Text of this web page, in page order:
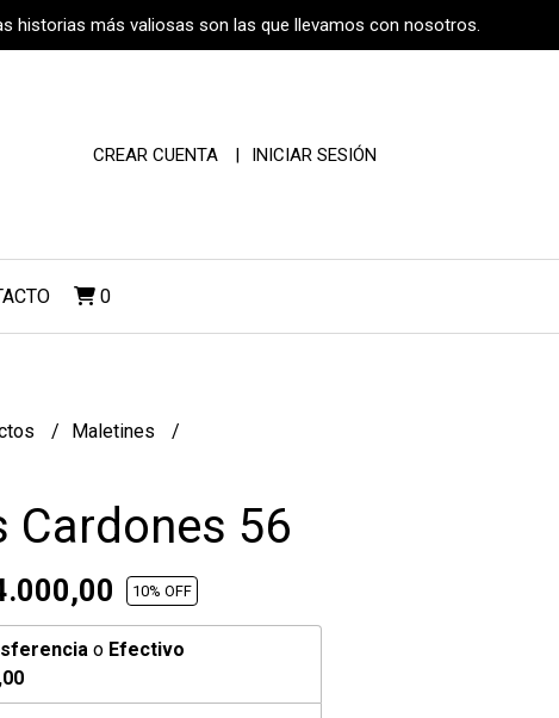
historias más valiosas son las que llevamos con nosotros.
CREAR CUENTA INICIAR SESIÓN
0
Maletines
Cardones 56
10% OFF
o Efectivo